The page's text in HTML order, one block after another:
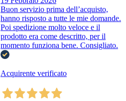
Buon servizio prima dell’acquisto,
hanno risposto a tutte le mie domande.
Poi spedizione molto veloce e il
prodotto era come descritto, per il
momento funziona bene. Consigliato.
Acquirente verificato